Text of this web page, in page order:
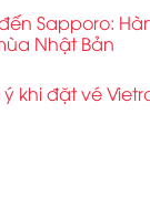
đến Sapporo:
Nhật Bản
khi đặt vé